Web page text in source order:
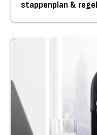
stappenplan &